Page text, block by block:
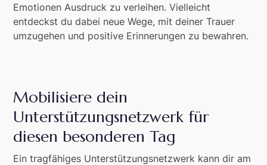
Emotionen Ausdruck zu verleihen. Vielleicht
entdeckst du dabei neue Wege, mit deiner Trauer
umzugehen und positive Erinnerungen zu bewahren.
Mobilisiere dein
Unterstützungsnetzwerk für
diesen besonderen Tag
Ein tragfähiges Unterstützungsnetzwerk kann dir am